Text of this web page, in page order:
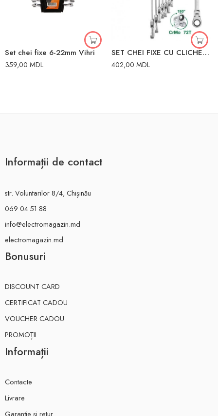
Set chei fixe 6-22mm Vihri
359,00 MDL
SET CHEI FIXE CU CLICHER FLEXIBIL 7B DYLLU
402,00 MDL
Informații de contact
str. Voluntarilor 8/4, Chișinău
069 04 51 88
info@electromagazin.md
electromagazin.md
Bonusuri
DISCOUNT CARD
CERTIFICAT CADOU
VOUCHER CADOU
PROMOȚII
Informații
Contacte
Livrare
Garanție și retur